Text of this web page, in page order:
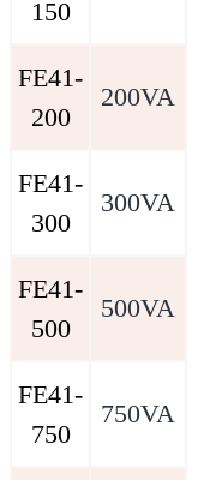
150
FE41-
200
200VA
FE41-
300
300VA
FE41-
500
500VA
FE41-
750
750VA